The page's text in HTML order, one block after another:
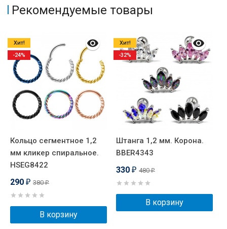
Рекомендуемые товары
Кольцо сегментное 1,2
мм кликер спиральное.
HSEG8422
290 ₽ 380₽
В корзину
Хит!
-24%
Штанга 1,2 мм. Корона.
BBER4343
330 ₽ 480₽
В корзину
Хит!
-32%